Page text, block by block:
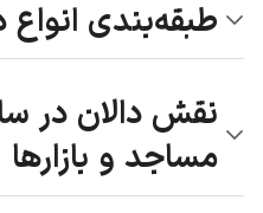
طبقه‌بندی انواع
نقش دالان در
مساجد و بازارها